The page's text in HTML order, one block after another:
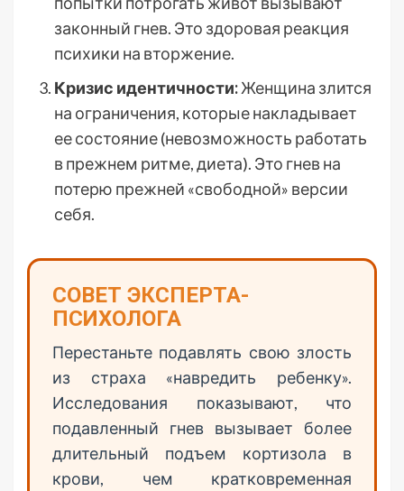
законный гнев. Это здоровая реакция
психики на вторжение.
Кризис идентичности:Женщина злится
на ограничения, которые накладывает
ее состояние (невозможность работать
в прежнем ритме, диета). Это гнев на
потерю прежней «свободной» версии
себя.
СОВЕТ ЭКСПЕРТА-
ПСИХОЛОГА
Перестаньте подавлять свою злость
из страха «навредить ребенку».
Исследования показывают, что
подавленный гнев вызывает более
длительный подъем кортизола в
крови, чем кратковременная